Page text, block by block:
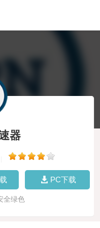
器
PC下载
全绿色